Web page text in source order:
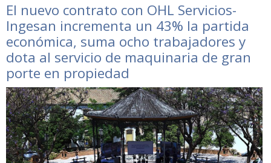
El nuevo contrato con OHL Servicios-
Ingesan incrementa un 43% la partida
económica, suma ocho trabajadores y
dota al servicio de maquinaria de gran
porte en propiedad